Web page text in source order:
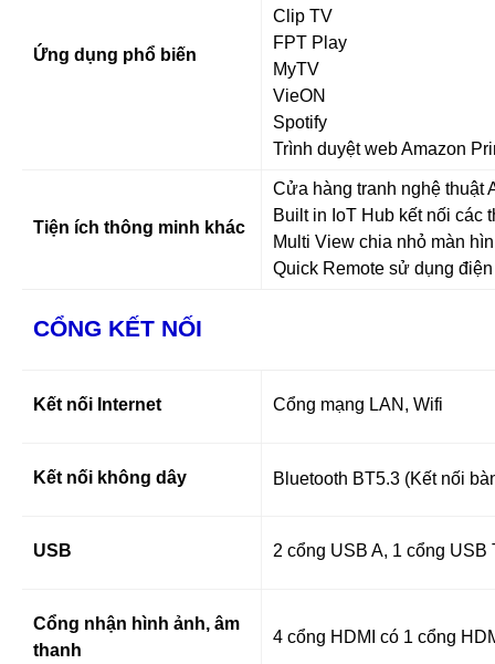
Ứng dụng phổ biến
Clip TV
FPT Play
MyTV
VieON
Spotify
Trình duyệt web Amazon
Tiện ích thông minh khác
Cửa hàng tranh nghệ thuật
Built in IoT Hub kết nối các
Multi View chia nhỏ màn
Quick Remote sử dụng
CỔNG KẾT NỐI
Kết nối Internet Cổng mạng LAN, Wifi
Kết nối không dây Bluetooth BT5.3 (Kết nối
USB 2 cổng USB A, 1 cổng USB
Cổng nhận hình ảnh, âm
thanh
4 cổng HDMI có 1 cổng